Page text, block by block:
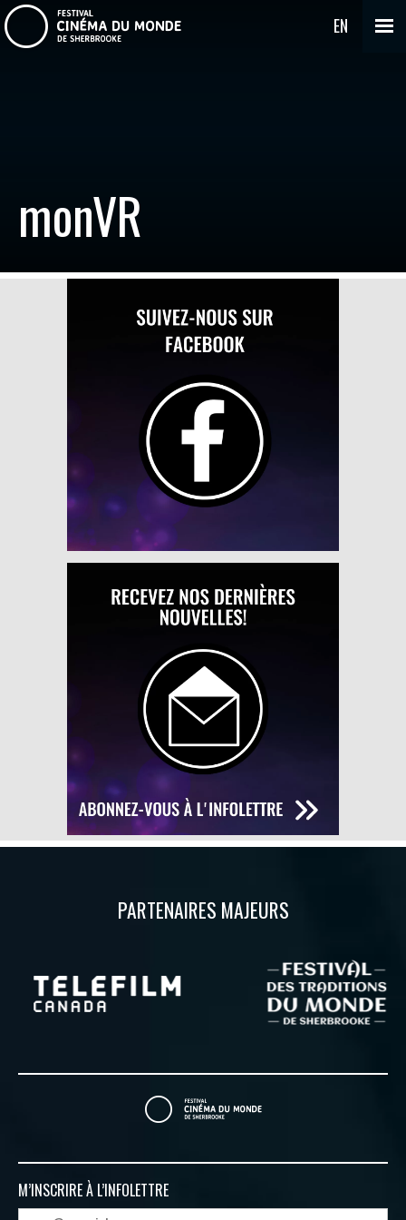
EN
monVR
PARTENAIRES MAJEURS
M’INSCRIRE À L’INFOLETTRE